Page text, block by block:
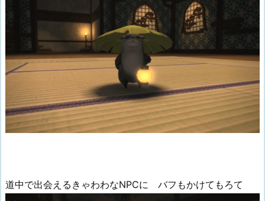
道中で出会えるきゃわわなNPCに バフもかけてもろて